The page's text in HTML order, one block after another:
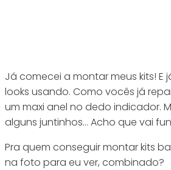
Já comecei a montar meus kits! E
looks usando. Como vocês já
um maxi anel no dedo indicador.
alguns juntinhos… Acho que vai
Pra quem conseguir montar kits
na foto para eu ver, combinado?